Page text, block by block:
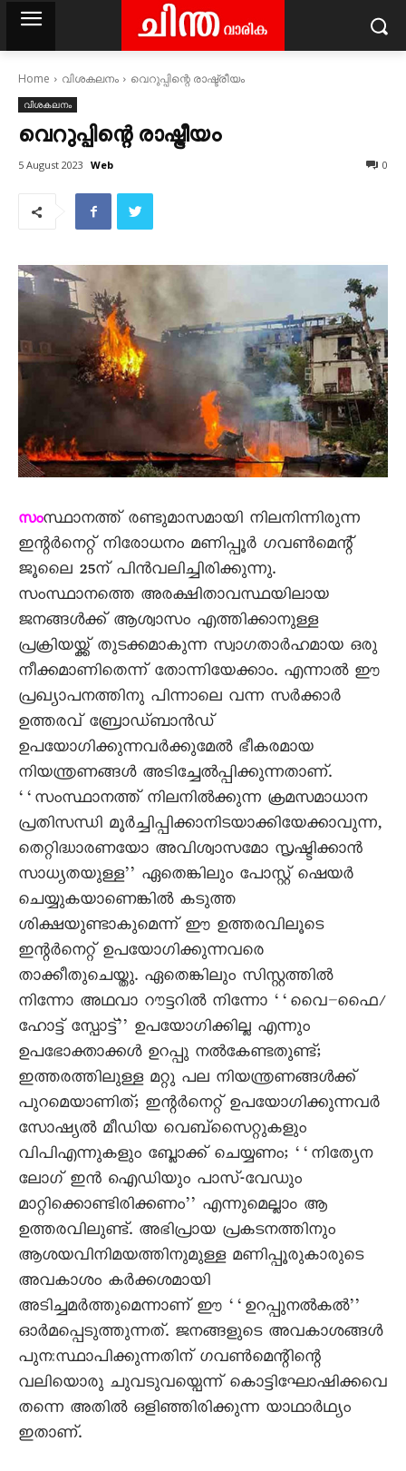
Home വിശകലനം വെറുപ്പിന്റെ രാഷ്ട്രീയം
വിശകലനം
വെറുപ്പിന്റെ രാഷ്ട്രീയം
5 August 2023 Web 0
സംസ്ഥാനത്ത് രണ്ടുമാസമായി നിലനിന്നിരുന്ന
ഇന്റർനെറ്റ് നിരോധനം മണിപ്പൂർ ഗവൺമെന്റ്
ജൂലെെ 25ന് പിൻവലിച്ചിരിക്കുന്നു.
സംസ്ഥാനത്തെ അരക്ഷിതാവസ്ഥയിലായ
ജനങ്ങൾക്ക് ആശ്വാസം എത്തിക്കാനുള്ള
പ്രക്രിയയ്ക്ക് തുടക്കമാകുന്ന സ്വാഗതാർഹമായ ഒരു
നീക്കമാണിതെന്ന് തോന്നിയേക്കാം. എന്നാൽ ഈ
പ്രഖ്യാപനത്തിനു പിന്നാലെ വന്ന സർക്കാർ
ഉത്തരവ് ബ്രോഡ്ബാൻഡ്
ഉപയോഗിക്കുന്നവർക്കുമേൽ ഭീകരമായ
നിയന്ത്രണങ്ങൾ അടിച്ചേൽപ്പിക്കുന്നതാണ്.
‘‘സംസ്ഥാനത്ത് നിലനിൽക്കുന്ന ക്രമസമാധാന
പ്രതിസന്ധി മൂർച്ചിപ്പിക്കാനിടയാക്കിയേക്കാവുന്ന,
തെറ്റിദ്ധാരണയോ അവിശ്വാസമോ സൃഷ്ടിക്കാൻ
സാധ്യതയുള്ള’’ ഏതെങ്കിലും പോസ്റ്റ് ഷെയർ
ചെയ്യുകയാണെങ്കിൽ കടുത്ത
ശിക്ഷയുണ്ടാകുമെന്ന് ഈ ഉത്തരവിലൂടെ
ഇന്റർനെറ്റ് ഉപയോഗിക്കുന്നവരെ
താക്കീതുചെയ്തു. ഏതെങ്കിലും സിസ്റ്റത്തിൽ
നിന്നോ അഥവാ റൗട്ടറിൽ നിന്നോ ‘‘വെെ–ഫെെ/
ഹോട്ട് സ്പോട്ട്’’ ഉപയോഗിക്കില്ല എന്നും
ഉപഭോക്താക്കൾ ഉറപ്പു നൽകേണ്ടതുണ്ട്;
ഇത്തരത്തിലുള്ള മറ്റു പല നിയന്ത്രണങ്ങൾക്ക്
പുറമെയാണിത്; ഇന്റർനെറ്റ് ഉപയോഗിക്കുന്നവർ
സോഷ്യൽ മീഡിയ വെബ്സെെറ്റുകളും
വിപിഎന്നുകളും ബ്ലോക്ക് ചെയ്യണം; ‘‘നിത്യേന
ലോഗ് ഇൻ ഐഡിയും പാസ്-വേഡും
മാറ്റിക്കൊണ്ടിരിക്കണം’’ എന്നുമെല്ലാം ആ
ഉത്തരവിലുണ്ട്. അഭിപ്രായ പ്രകടനത്തിനും
ആശയവിനിമയത്തിനുമുള്ള മണിപ്പൂരുകാരുടെ
അവകാശം കർക്കശമായി
അടിച്ചമർത്തുമെന്നാണ് ഈ ‘‘ഉറപ്പുനൽകൽ’’
ഓർമപ്പെടുത്തുന്നത്. ജനങ്ങളുടെ അവകാശങ്ങൾ
പുനഃസ്ഥാപിക്കുന്നതിന് ഗവൺമെന്റിന്റെ
വലിയൊരു ചുവടുവയ്പെന്ന് കൊട്ടിഘോഷിക്കവെ
തന്നെ അതിൽ ഒളിഞ്ഞിരിക്കുന്ന യാഥാർഥ്യം
ഇതാണ്.